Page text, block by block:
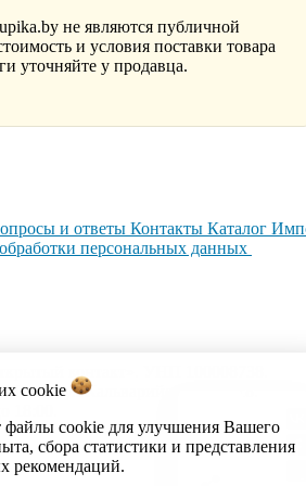
не являются публичной
и условия поставки товара
уточняйте у продавца.
cookie
файлы cookie для улучшения Вашего
сбора статистики и представления
рекомендаций.
и ответы Контакты Каталог
персональных данных
контакт». УНП 100008738.
ул.Кальварийская, 17-518.